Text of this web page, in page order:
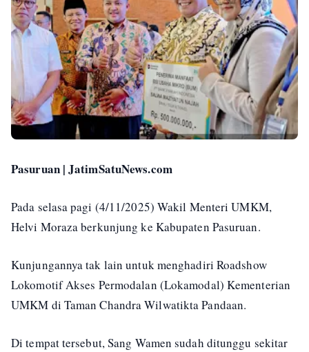
Pasuruan | JatimSatuNews.com
Pada selasa pagi (4/11/2025) Wakil Menteri UMKM,
Helvi Moraza berkunjung ke Kabupaten Pasuruan.
Kunjungannya tak lain untuk menghadiri Roadshow
Lokomotif Akses Permodalan (Lokamodal) Kementerian
UMKM di Taman Chandra Wilwatikta Pandaan.
Di tempat tersebut, Sang Wamen sudah ditunggu sekitar